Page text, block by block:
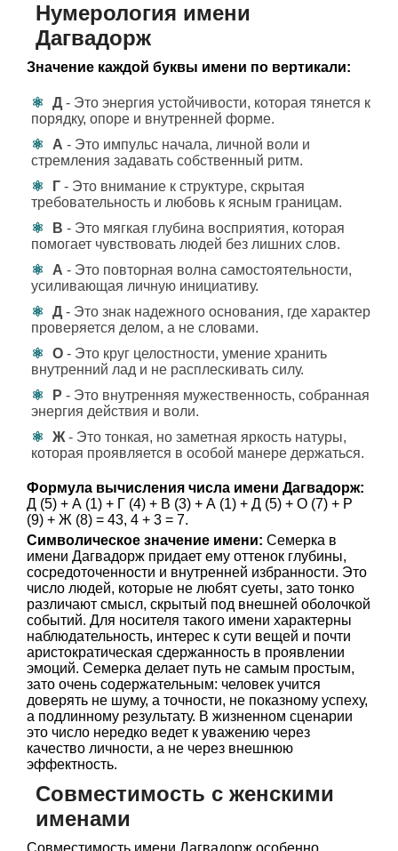
Нумерология имени
Дагвадорж
Значение каждой буквы имени по вертикали:
Д - Это энергия устойчивости, которая тянется к
порядку, опоре и внутренней форме.
А - Это импульс начала, личной воли и
стремления задавать собственный ритм.
Г - Это внимание к структуре, скрытая
требовательность и любовь к ясным границам.
В - Это мягкая глубина восприятия, которая
помогает чувствовать людей без лишних слов.
А - Это повторная волна самостоятельности,
усиливающая личную инициативу.
Д - Это знак надежного основания, где характер
проверяется делом, а не словами.
О - Это круг целостности, умение хранить
внутренний лад и не расплескивать силу.
Р - Это внутренняя мужественность, собранная
энергия действия и воли.
Ж - Это тонкая, но заметная яркость натуры,
которая проявляется в особой манере держаться.
Формула вычисления числа имени Дагвадорж:
Д (5) + А (1) + Г (4) + В (3) + А (1) + Д (5) + О (7) + Р
(9) + Ж (8) = 43, 4 + 3 = 7.
Символическое значение имени: Семерка в
имени Дагвадорж придает ему оттенок глубины,
сосредоточенности и внутренней избранности. Это
число людей, которые не любят суеты, зато тонко
различают смысл, скрытый под внешней оболочкой
событий. Для носителя такого имени характерны
наблюдательность, интерес к сути вещей и почти
аристократическая сдержанность в проявлении
эмоций. Семерка делает путь не самым простым,
зато очень содержательным: человек учится
доверять не шуму, а точности, не показному успеху,
а подлинному результату. В жизненном сценарии
это число нередко ведет к уважению через
качество личности, а не через внешнюю
эффектность.
Совместимость с женскими
именами
Совместимость имени Дагвадорж особенно